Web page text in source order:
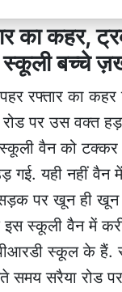
का कहर,
बच्चे
रफ्तार का कहर
रोड पर उस वक्त
वैन को टक्कर
गई. यही नहीं वैन
पर खून ही खून
इस स्कूली वैन में
स्कूल के
समय सरैया रोड